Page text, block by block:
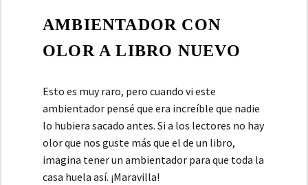
AMBIENTADOR CON
OLOR A LIBRO NUEVO
Esto es muy raro, pero cuando vi este
ambientador pensé que era increíble que nadie
lo hubiera sacado antes. Si a los lectores no hay
olor que nos guste más que el de un libro,
imagina tener un ambientador para que toda la
casa huela así. ¡Maravilla!